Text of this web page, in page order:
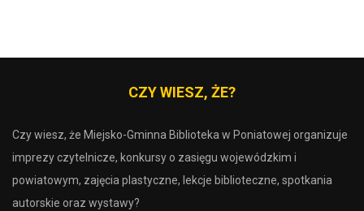
CZY WIESZ, ŻE?
Czy wiesz, że Miejsko-Gminna Biblioteka w Poniatowej organizuje
imprezy czytelnicze, konkursy o zasięgu wojewódzkim i
powiatowym, zajęcia plastyczne, lekcje biblioteczne, spotkania
autorskie oraz wystawy?